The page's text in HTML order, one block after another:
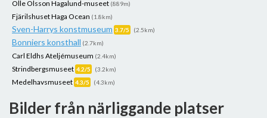
Olle Olsson Hagalund-museet (889m)
Fjärilshuset Haga Ocean (1.8km)
Sven-Harrys konstmuseum 3.7/5 (2.5km)
Bonniers konsthall (2.7km)
Carl Eldhs Ateljémuseum (2.4km)
Strindbergsmuseet 4.2/5 (3.2km)
Medelhavsmuseet 4.3/5 (4.3km)
Bilder från närliggande platser